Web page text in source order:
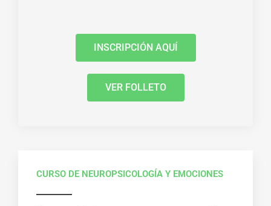
INSCRIPCIÓN AQUÍ
VER FOLLETO
CURSO DE NEUROPSICOLOGÍA Y EMOCIONES